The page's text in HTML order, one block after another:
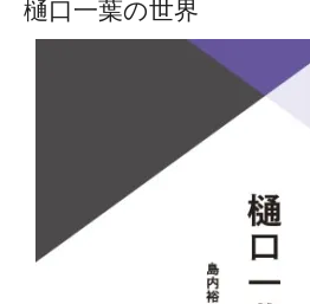
樋口一葉の世界